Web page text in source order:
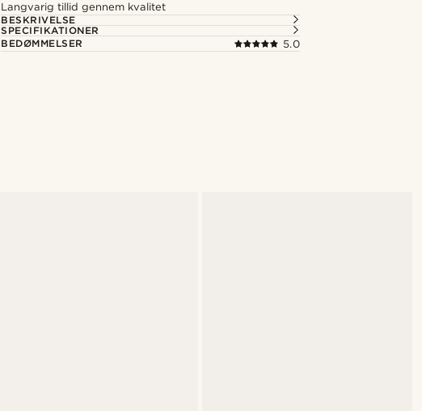
Langvarig tillid gennem kvalitet
BESKRIVELSE
SPECIFIKATIONER
BEDØMMELSER
5.0